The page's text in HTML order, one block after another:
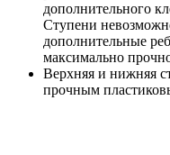
дополнительного
Ступени
дополнительные
максимально
Верхняя и нижняя
прочным